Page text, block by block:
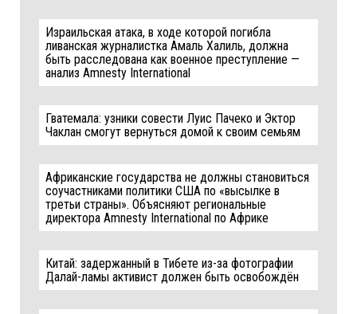
Израильская атака, в ходе которой погибла
ливанская журналистка Амаль Халиль, должна
быть расследована как военное преступление —
анализ Amnesty International
Гватемала: узники совести Луис Пачеко и Эктор
Чаклан смогут вернуться домой к своим семьям
Африканские государства не должны становиться
соучастниками политики США по «высылке в
третьи страны». Объясняют региональные
директора Amnesty International по Африке
Китай: задержанный в Тибете из-за фотографии
Далай-ламы активист должен быть освобождён